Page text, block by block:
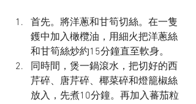
首先。將洋蔥和甘筍切絲。在一隻
鑊中加入橄欖油，用細火把洋蔥絲
和甘筍絲炒約15分鐘直至軟身。
同時間，煲一鍋滾水，把切好的西
芹碎、唐芹碎、椰菜碎和燈籠椒絲
放入，先煮10分鐘。再加入蕃茄粒